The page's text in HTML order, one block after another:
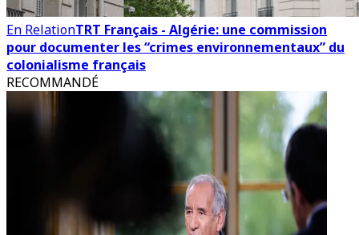
En RelationTRT Français - Algérie: une commission
pour documenter les “crimes environnementaux” du
colonialisme français
RECOMMANDÉ